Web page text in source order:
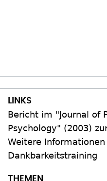
Bericht im "Journal of
Psychology" (2003)
Weitere
Dankbarkeitstraining